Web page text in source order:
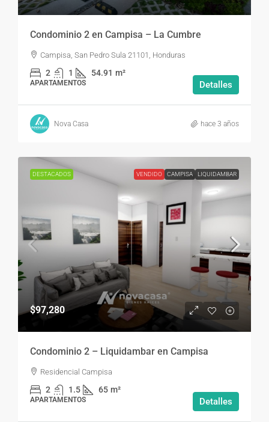
Condominio 2 en Campisa – La Cumbre
Campisa, San Pedro Sula 21101, Honduras
2 1 54.91 m²
APARTAMENTOS Detalles
Nova Casa hace 3 años
DESTACADOS VENDIDO CAMPISA LIQUIDAMBAR
$97,280
Condominio 2 – Liquidambar en Campisa
Residencial Campisa
2 1.5 65 m²
APARTAMENTOS Detalles